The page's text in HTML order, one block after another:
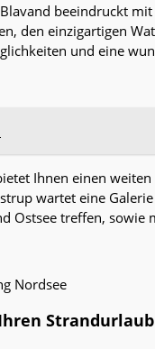
beeindruckt
den einzigartigen
und eine
Ihnen einen
wartet eine
treffen, sowie
Strandurlaub